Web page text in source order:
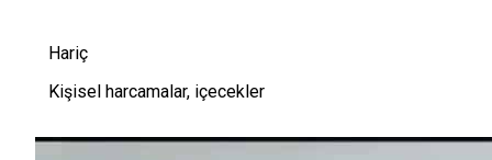
Hariç
Kişisel harcamalar, içecekler